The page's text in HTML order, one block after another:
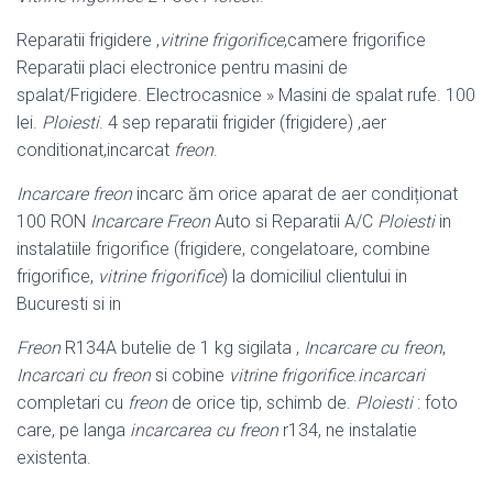
Reparatii frigidere ,vitrine frigorifice,camere frigorifice
Reparatii placi electronice pentru masini de
spalat/Frigidere. Electrocasnice » Masini de spalat rufe. 100
lei. Ploiesti. 4 sep reparatii frigider (frigidere) ,aer
conditionat,incarcat freon.
Incarcare freonincarc ăm orice aparat de aer condiționat
100 RON Incarcare FreonAuto si Reparatii A/C Ploiestiin
instalatiile frigorifice (frigidere, congelatoare, combine
frigorifice, vitrine frigorifice) la domiciliul clientului in
Bucuresti si in
FreonR134A butelie de 1 kg sigilata , Incarcare cu freon,
Incarcari cu freonsi cobine vitrine frigorifice.incarcari
completari cu freonde orice tip, schimb de. Ploiesti: foto
care, pe langa incarcarea cu freonr134, ne instalatie
existenta.